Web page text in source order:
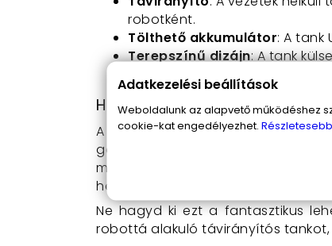
robotként.
Tölthető akkumulátor: A tank
Terepszínű dizájn: A tank
Tánc funkció
: A robot egyik
Hogyan használd a robottá
A játék használata rendkívül
gombok segítségével
meg az átalakító gombot, és
hogy zenére mozogjon!
Ne hagyd ki ezt a fantasztikus
robottá alakuló távirányítós
Adatkezelési beállítások
Weboldalunk az alapvető működéshez
cookie-kat engedélyezhet.